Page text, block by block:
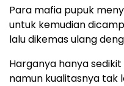
Para mafia pupuk
untuk kemudian
lalu dikemas ulang
Harganya hanya
namun kualitasnya tak